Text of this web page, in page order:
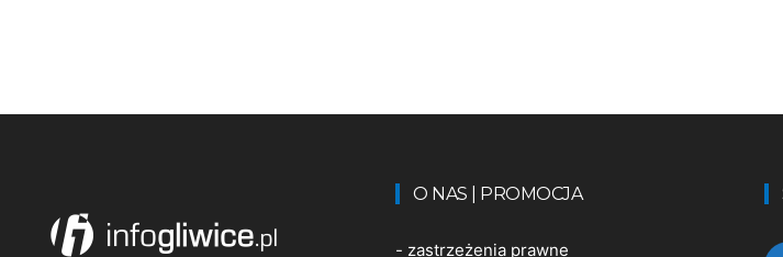
O NAS | PROMOCJA
- zastrzeżenia prawne